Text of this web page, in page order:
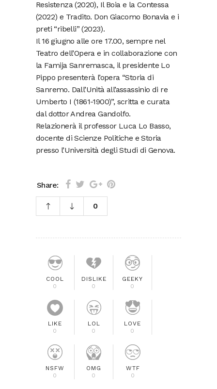
Resistenza (2020), Il Boia e la Contessa
(2022) e Tradito. Don Giacomo Bonavia e i
preti “ribelli” (2023).
Il 16 giugno alle ore 17.00, sempre nel
Teatro dell’Opera e in collaborazione con
la Famija Sanremasca, il presidente Lo
Pippo presenterà l’opera “Storia di
Sanremo. Dall’Unità all’assassinio di re
Umberto I (1861-1900)”, scritta e curata
dal dottor Andrea Gandolfo.
Relazionerà il professor Luca Lo Basso,
docente di Scienze Politiche e Storia
presso l’Università degli Studi di Genova.
Share:
0
COOL
0
DISLIKE
0
GEEKY
0
LIKE
0
LOL
0
LOVE
0
NSFW
0
OMG
0
WTF
0